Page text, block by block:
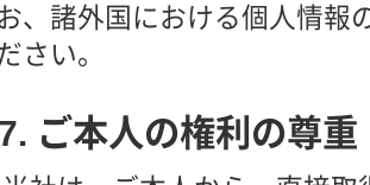
、諸外国における個人情報
さい。
7. ご本人の権利の尊重